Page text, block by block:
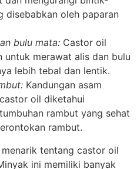
disebabkan oleh paparan
bulu mata: Castor oil
untuk merawat alis dan bulu
lebih tebal dan lentik.
Kandungan asam
oil diketahui
rambut yang sehat
rambut.
menarik tentang castor oil
ini memiliki banyak